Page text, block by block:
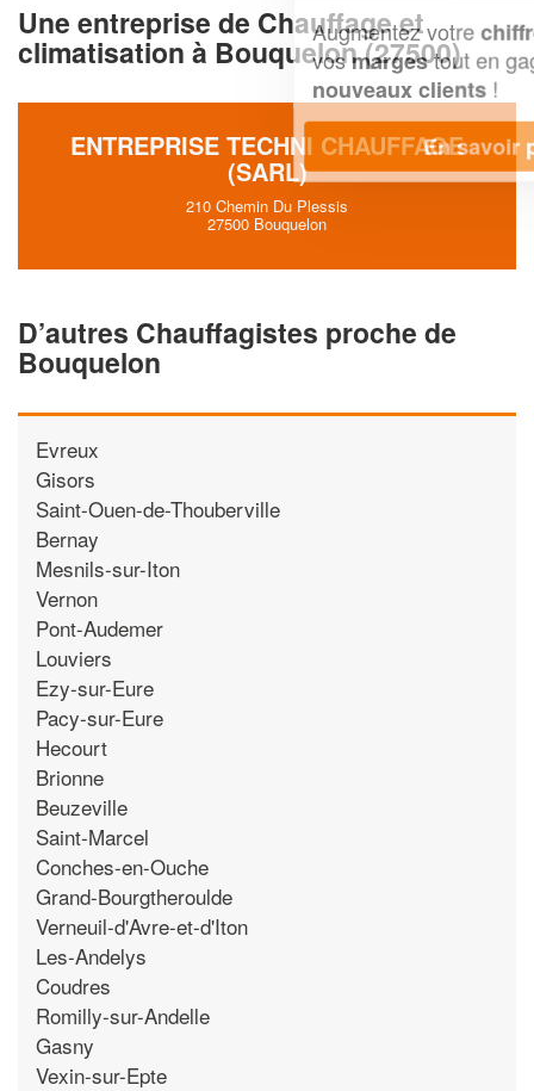
Une entreprise de Chauffage et
climatisation à Bouquelon (27500)
ENTREPRISE TECHNI CHAUFFAGE
(SARL)
210 Chemin Du Plessis
27500 Bouquelon
D’autres Chauffagistes proche de
Bouquelon
Evreux
Gisors
Saint-Ouen-de-Thouberville
Bernay
Mesnils-sur-Iton
Vernon
Pont-Audemer
Louviers
Ezy-sur-Eure
Pacy-sur-Eure
Hecourt
Brionne
Beuzeville
Saint-Marcel
Conches-en-Ouche
Grand-Bourgtheroulde
Verneuil-d'Avre-et-d'Iton
Les-Andelys
Coudres
Romilly-sur-Andelle
Gasny
Vexin-sur-Epte
Augmentez votrechiffre d'affaireset
vos margestout en gagnant de
nouveaux clients!
En savoir plus